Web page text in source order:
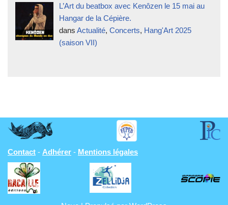
L’Art du beatbox avec Kenôzen le 15 mai au
Hangar de la Cépière.
dansActualité,Concerts, Hang'Art 2025
(saison VII)
Contact - Adhérer - Mentions légales